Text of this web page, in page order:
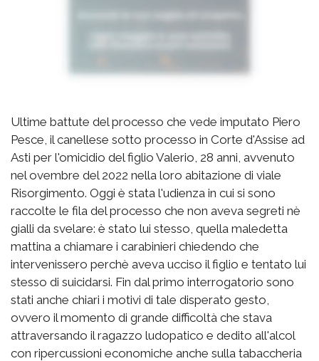
Ultime battute del processo che vede imputato Piero
Pesce, il canellese sotto processo in Corte d'Assise ad
Asti per l'omicidio del figlio Valerio, 28 anni, avvenuto
nel ovembre del 2022 nella loro abitazione di viale
Risorgimento. Oggi è stata l'udienza in cui si sono
raccolte le fila del processo che non aveva segreti nè
gialli da svelare: è stato lui stesso, quella maledetta
mattina a chiamare i carabinieri chiedendo che
intervenissero perchè aveva ucciso il figlio e tentato lui
stesso di suicidarsi. Fin dal primo interrogatorio sono
stati anche chiari i motivi di tale disperato gesto,
ovvero il momento di grande difficoltà che stava
attraversando il ragazzo ludopatico e dedito all'alcol
con ripercussioni economiche anche sulla tabaccheria